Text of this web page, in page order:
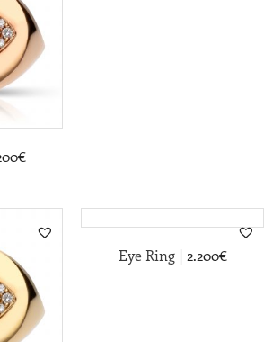
€
Eye Ring | 2.200€